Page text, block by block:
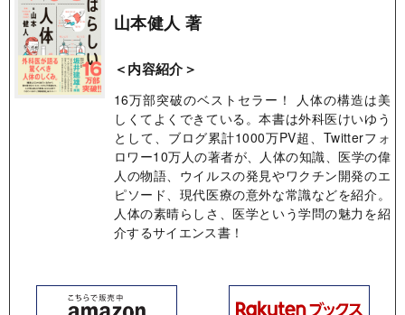
山本健人 著
＜内容紹介＞
16万部突破のベストセラー！ 人体の構造は美
しくてよくできている。本書は外科医けいゆう
として、ブログ累計1000万PV超、Twitterフォ
ロワー10万人の著者が、人体の知識、医学の偉
人の物語、ウイルスの発見やワクチン開発のエ
ピソード、現代医療の意外な常識などを紹介。
人体の素晴らしさ、医学という学問の魅力を紹
介するサイエンス書！